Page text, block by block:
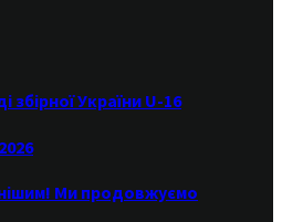
України U-16
Ми продовжуємо